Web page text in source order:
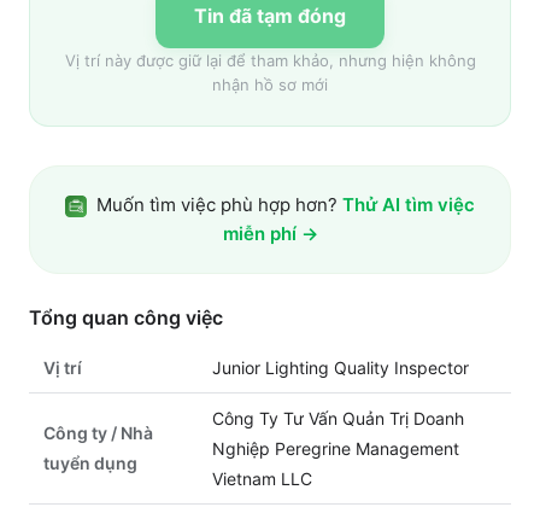
Tin đã tạm đóng
Vị trí này được giữ lại để tham khảo, nhưng hiện không
nhận hồ sơ mới
Muốn tìm việc phù hợp hơn? Thử AI tìm việc
miễn phí →
Tổng quan công việc
Vị trí Junior Lighting Quality Inspector
Công ty / Nhà
tuyển dụng
Công Ty Tư Vấn Quản Trị Doanh
Nghiệp Peregrine Management
Vietnam LLC